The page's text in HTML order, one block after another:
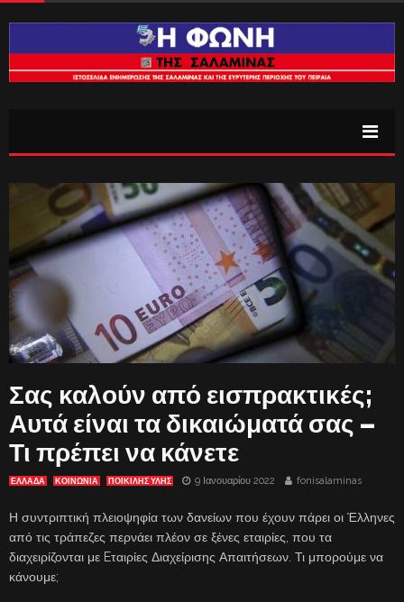
Σας καλούν από εισπρακτικές;
Αυτά είναι τα δικαιώματά σας –
Τι πρέπει να κάνετε
ΕΛΛΑΔΑ ΚΟΙΝΩΝΙΑ ΠΟΙΚΙΛΗΣ ΥΛΗΣ 9 Ιανουαρίου 2022 fonisalaminas
Η συντριπτική πλειοψηφία των δανείων που έχουν πάρει οι Έλληνες
από τις τράπεζες περνάει πλέον σε ξένες εταιρίες, που τα
διαχειρίζονται με Eταιρίες Διαχείρισης Απαιτήσεων. Τι μπορούμε να
κάνουμε;